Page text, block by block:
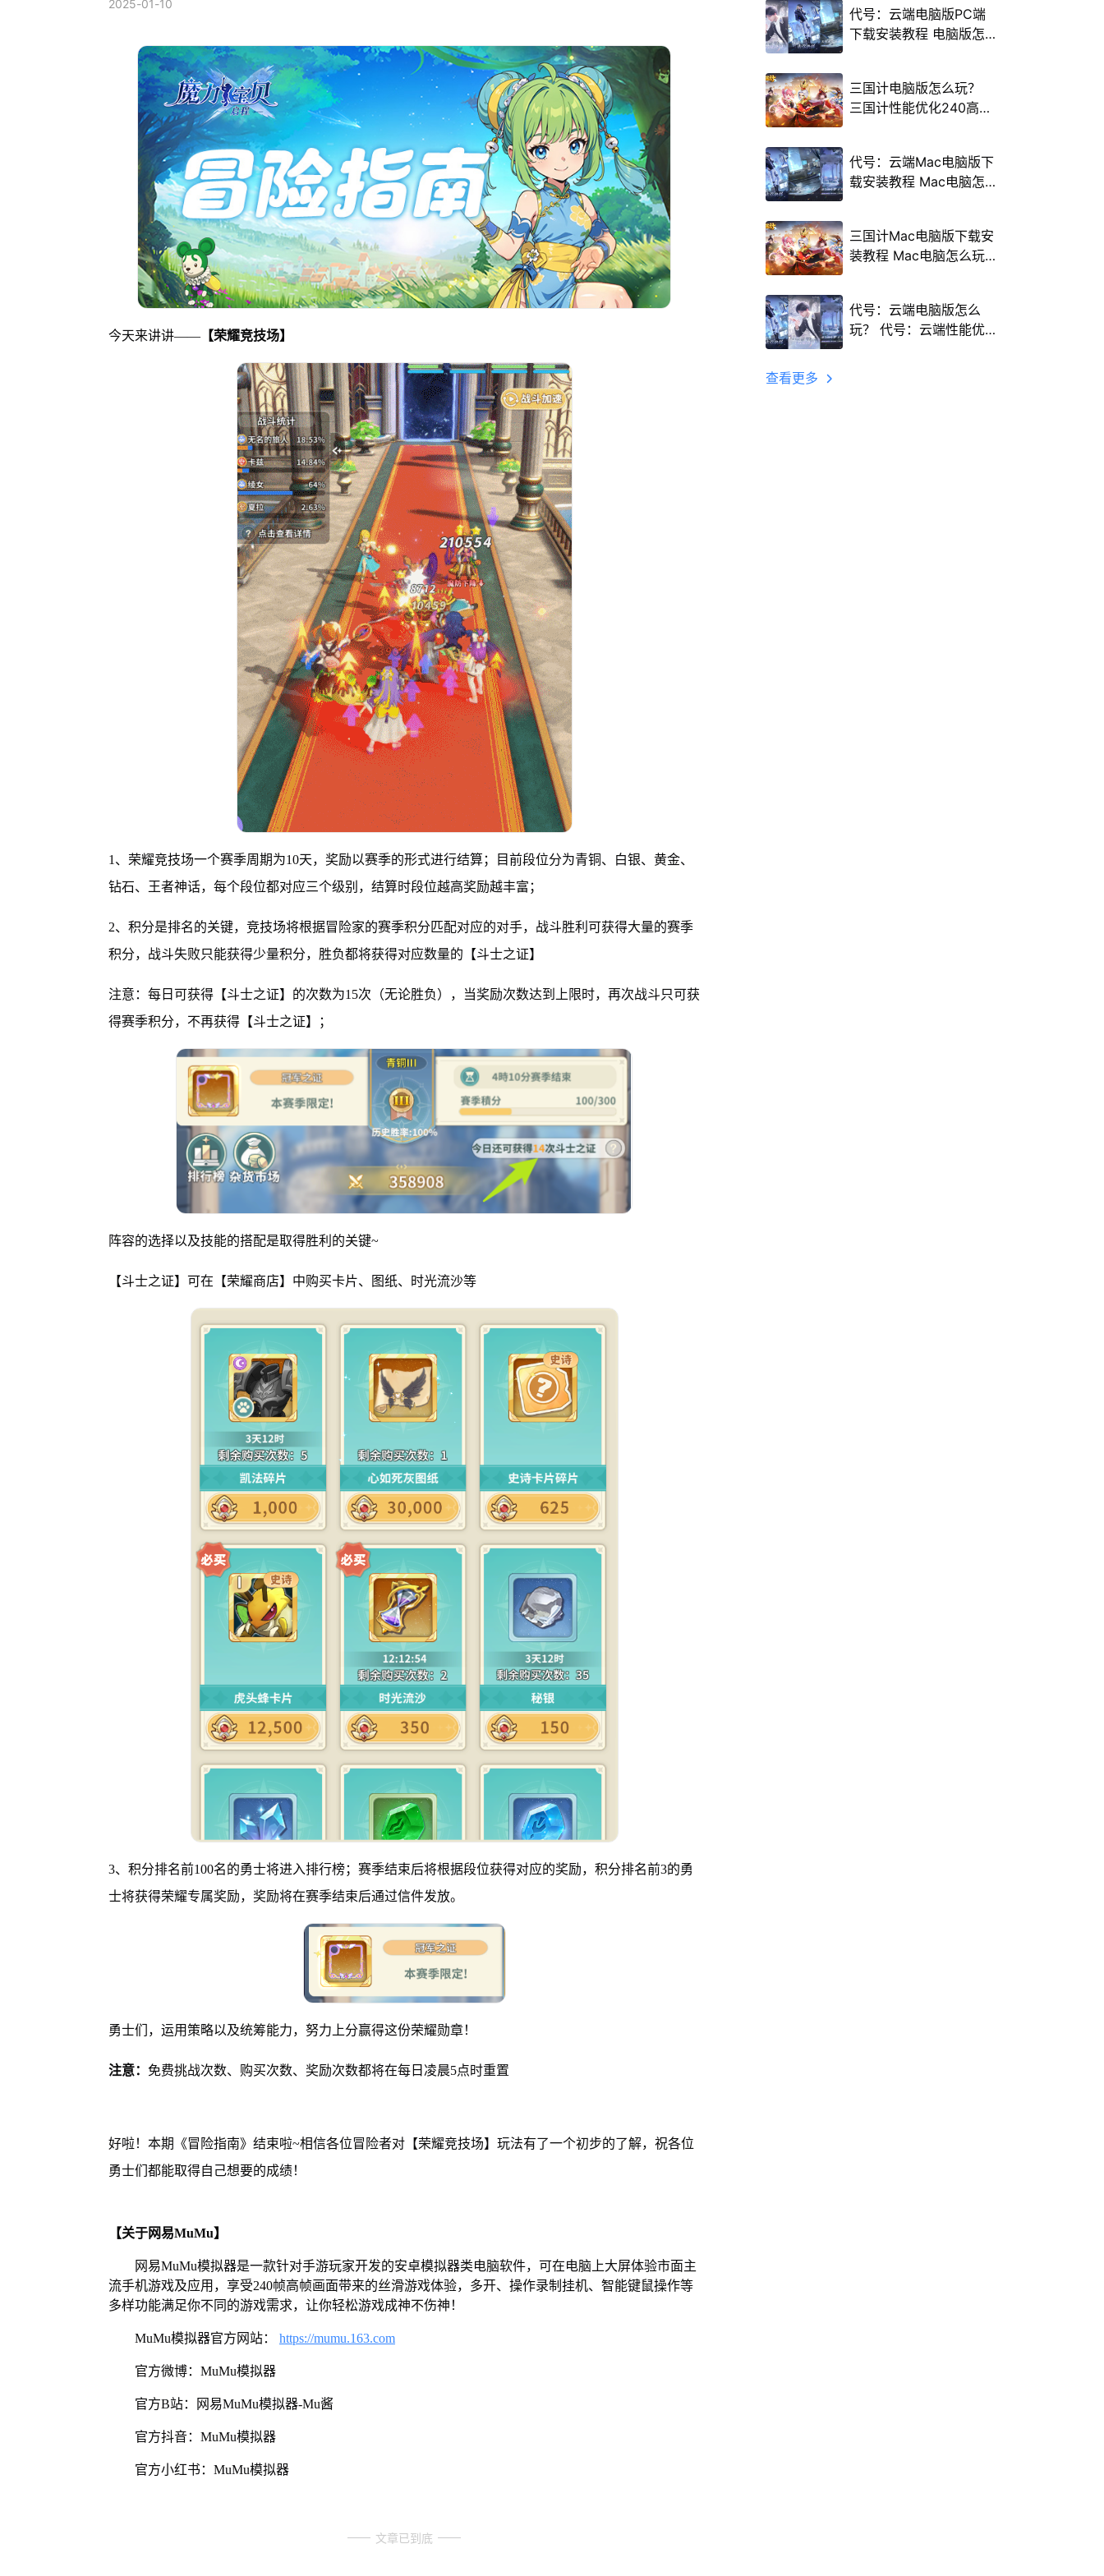
2025-01-10
今天来讲讲——【荣耀竞技场】
1、荣耀竞技场一个赛季周期为10天，奖励以赛季的形式进行结算；目前段位分为青铜、白银、黄金、
钻石、王者神话，每个段位都对应三个级别，结算时段位越高奖励越丰富；
2、积分是排名的关键，竞技场将根据冒险家的赛季积分匹配对应的对手，战斗胜利可获得大量的赛季
积分，战斗失败只能获得少量积分，胜负都将获得对应数量的【斗士之证】
注意：每日可获得【斗士之证】的次数为15次（无论胜负），当奖励次数达到上限时，再次战斗只可获
得赛季积分，不再获得【斗士之证】；
阵容的选择以及技能的搭配是取得胜利的关键~
【斗士之证】可在【荣耀商店】中购买卡片、图纸、时光流沙等
3、积分排名前100名的勇士将进入排行榜；赛季结束后将根据段位获得对应的奖励，积分排名前3的勇
士将获得荣耀专属奖励，奖励将在赛季结束后通过信件发放。
勇士们，运用策略以及统筹能力，努力上分赢得这份荣耀勋章！
注意： 免费挑战次数、购买次数、奖励次数都将在每日凌晨5点时重置
好啦！本期《冒险指南》结束啦~相信各位冒险者对【荣耀竞技场】玩法有了一个初步的了解，祝各位
勇士们都能取得自己想要的成绩！
【关于网易MuMu】
网易MuMu模拟器是一款针对手游玩家开发的安卓模拟器类电脑软件，可在电脑上大屏体验市面主
流手机游戏及应用，享受240帧高帧画面带来的丝滑游戏体验，多开、操作录制挂机、智能键鼠操作等
多样功能满足你不同的游戏需求，让你轻松游戏成神不伤神！
MuMu模拟器官方网站： https://mumu.163.com
官方微博：MuMu模拟器
官方B站：网易MuMu模拟器-Mu酱
官方抖音：MuMu模拟器
官方小红书：MuMu模拟器
文章已到底
代号：云端电脑版PC端
下载安装教程 电脑版怎
三国计电脑版怎么玩？
三国计性能优化240高帧
代号：云端Mac电脑版下
载安装教程 Mac电脑怎
三国计Mac电脑版下载安
装教程 Mac电脑怎么玩
代号：云端电脑版怎么
玩？ 代号：云端性能优
查看更多